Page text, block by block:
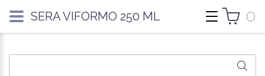
0
SERA VIFORMO 250 ML